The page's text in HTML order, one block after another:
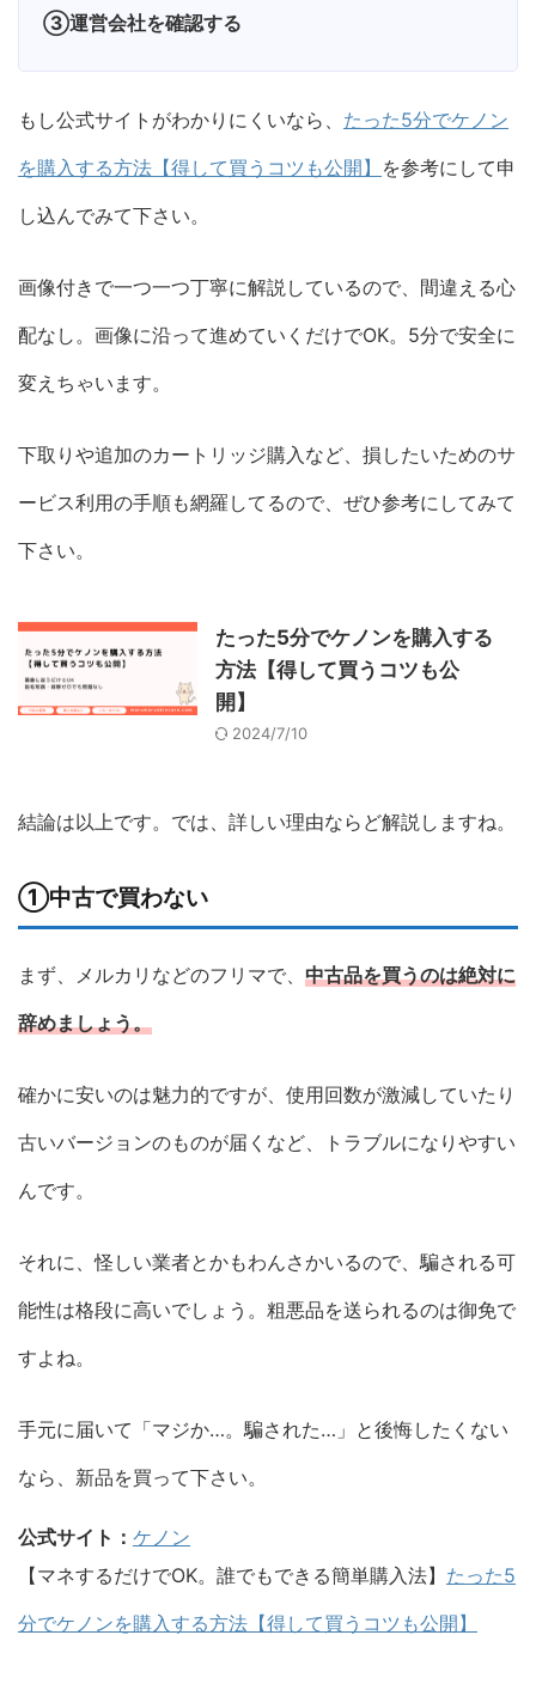
③運営会社を確認する
もし公式サイトがわかりにくいなら、 たった5分でケノン
を購入する方法【得して買うコツも公開】 を参考にして申
し込んでみて下さい。
画像付きで一つ一つ丁寧に解説しているので、間違える心
配なし。画像に沿って進めていくだけでOK。5分で安全に
変えちゃいます。
下取りや追加のカートリッジ購入など、損したいためのサ
ービス利用の手順も網羅してるので、ぜひ参考にしてみて
下さい。
たった5分でケノンを購入する
方法【得して買うコツも公
開】
2024/7/10
結論は以上です。では、詳しい理由ならど解説しますね。
①中古で買わない
まず、メルカリなどのフリマで、 中古品を買うのは絶対に
辞めましょう。
確かに安いのは魅力的ですが、使用回数が激減していたり
古いバージョンのものが届くなど、トラブルになりやすい
んです。
それに、怪しい業者とかもわんさかいるので、騙される可
能性は格段に高いでしょう。粗悪品を送られるのは御免で
すよね。
手元に届いて「マジか…。騙された…」と後悔したくない
なら、新品を買って下さい。
公式サイト： ケノン
【マネするだけでOK。誰でもできる簡単購入法】 たった5
分でケノンを購入する方法【得して買うコツも公開】